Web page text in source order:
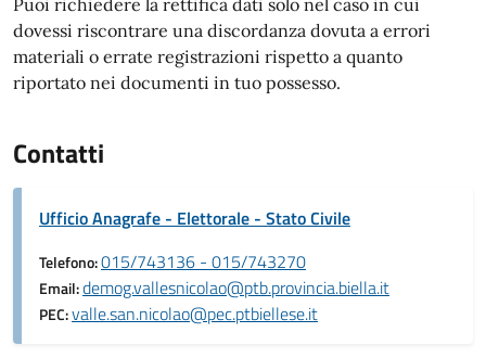
Puoi richiedere la rettifica dati solo nel caso in cui
dovessi riscontrare una discordanza dovuta a errori
materiali o errate registrazioni rispetto a quanto
riportato nei documenti in tuo possesso.
Contatti
Ufficio Anagrafe - Elettorale - Stato Civile
Telefono:015/743136 - 015/743270
Email:demog.vallesnicolao@ptb.provincia.biella.it
PEC:valle.san.nicolao@pec.ptbiellese.it